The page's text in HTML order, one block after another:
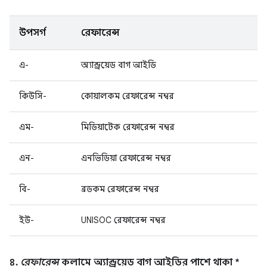
উপসর্গ রেফারেন্স
এ- অ্যান্ড্রয়েড বাগ আইডি
কিউসি- কোয়ালকম রেফারেন্স নম্বর
এম- মিডিয়াটেক রেফারেন্স নম্বর
এন- এনভিডিয়া রেফারেন্স নম্বর
বি- ব্রডকম রেফারেন্স নম্বর
ইউ- UNISOC রেফারেন্স নম্বর
৪. রেফারেন্সকলামে অ্যান্ড্রয়েড বাগ আইডির পাশে থাকা *